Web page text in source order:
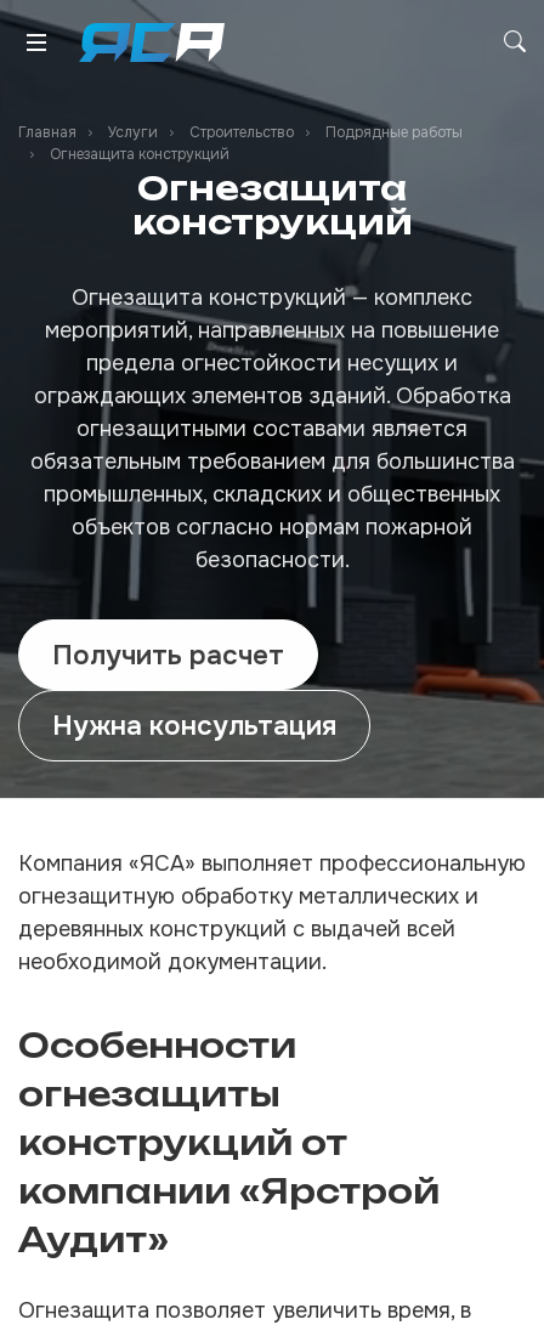
Главная Услуги Строительство
Подрядные работы
Огнезащита конструкций
Огнезащита
конструкций
Огнезащита конструкций — комплекс
мероприятий, направленных на повышение
предела огнестойкости несущих и
ограждающих элементов зданий. Обработка
огнезащитными составами является
обязательным требованием для большинства
промышленных, складских и общественных
объектов согласно нормам пожарной
безопасности.
Получить расчет
Нужна консультация
Компания «ЯСА» выполняет профессиональную
огнезащитную обработку металлических и
деревянных конструкций с выдачей всей
необходимой документации.
Особенности
огнезащиты
конструкций от
компании «Ярстрой
Аудит»
Огнезащита позволяет увеличить время, в